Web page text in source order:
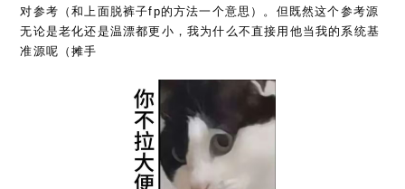
对参考（和上面脱裤子fp的方法一个意思）。但既然这个参考源
无论是老化还是温漂都更小，我为什么不直接用他当我的系统基
准源呢（摊手